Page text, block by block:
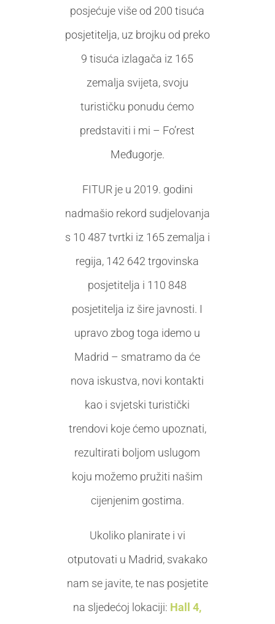
posjećuje više od 200 tisuća
posjetitelja, uz brojku od preko
9 tisuća izlagača iz 165
zemalja svijeta, svoju
turističku ponudu ćemo
predstaviti i mi – Fo’rest
Međugorje.
FITUR je u 2019. godini
nadmašio rekord sudjelovanja
s 10 487 tvrtki iz 165 zemalja i
regija, 142 642 trgovinska
posjetitelja i 110 848
posjetitelja iz šire javnosti. I
upravo zbog toga idemo u
Madrid – smatramo da će
nova iskustva, novi kontakti
kao i svjetski turistički
trendovi koje ćemo upoznati,
rezultirati boljom uslugom
koju možemo pružiti našim
cijenjenim gostima.
Ukoliko planirate i vi
otputovati u Madrid, svakako
nam se javite, te nas posjetite
na sljedećoj lokaciji: Hall 4,